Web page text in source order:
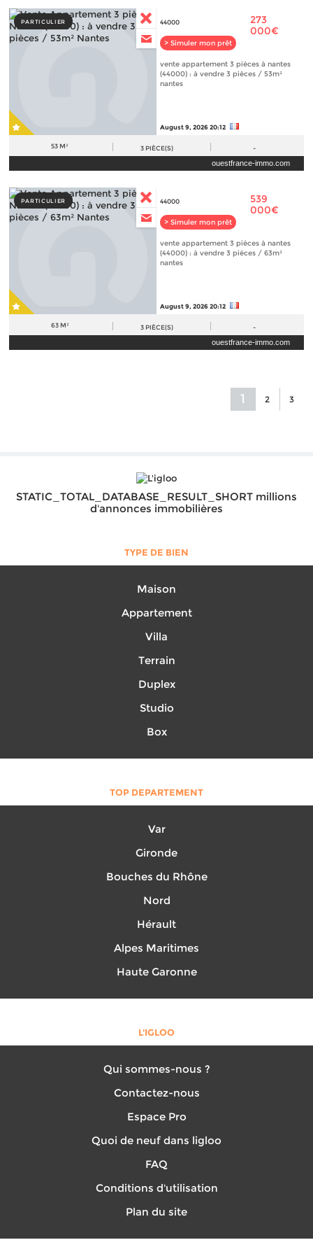
PARTICULIER 44000
> Simuler mon prêt
273
000€
vente appartement 3 pièces à nantes
(44000) : à vendre 3 pièces / 53m²
nantes
August 9, 2026 20:12
53 M² 3 PIÈCE(S) -
ouestfrance-immo.com
PARTICULIER 44000
> Simuler mon prêt
539
000€
vente appartement 3 pièces à nantes
(44000) : à vendre 3 pièces / 63m²
nantes
August 9, 2026 20:12
63 M² 3 PIÈCE(S) -
ouestfrance-immo.com
1 2 3
STATIC_TOTAL_DATABASE_RESULT_SHORT millions
d'annonces immobilières
TYPE DE BIEN
Maison
Appartement
Villa
Terrain
Duplex
Studio
Box
TOP DEPARTEMENT
Var
Gironde
Bouches du Rhône
Nord
Hérault
Alpes Maritimes
Haute Garonne
L'IGLOO
Qui sommes-nous ?
Contactez-nous
Espace Pro
Quoi de neuf dans ligloo
FAQ
Conditions d'utilisation
Plan du site